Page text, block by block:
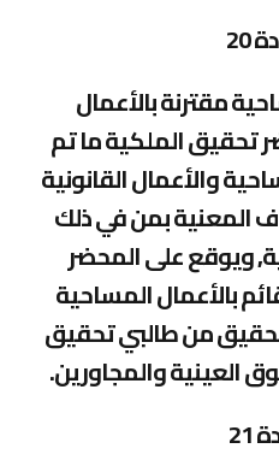
20
مقترنة بالأعمال
تحقيق الملكية ما تم
والأعمال القانونية
المعنية بمن في ذلك
ويوقع على المحضر
بالأعمال المساحية
من طالبي تحقيق
العينية والمجاورين.